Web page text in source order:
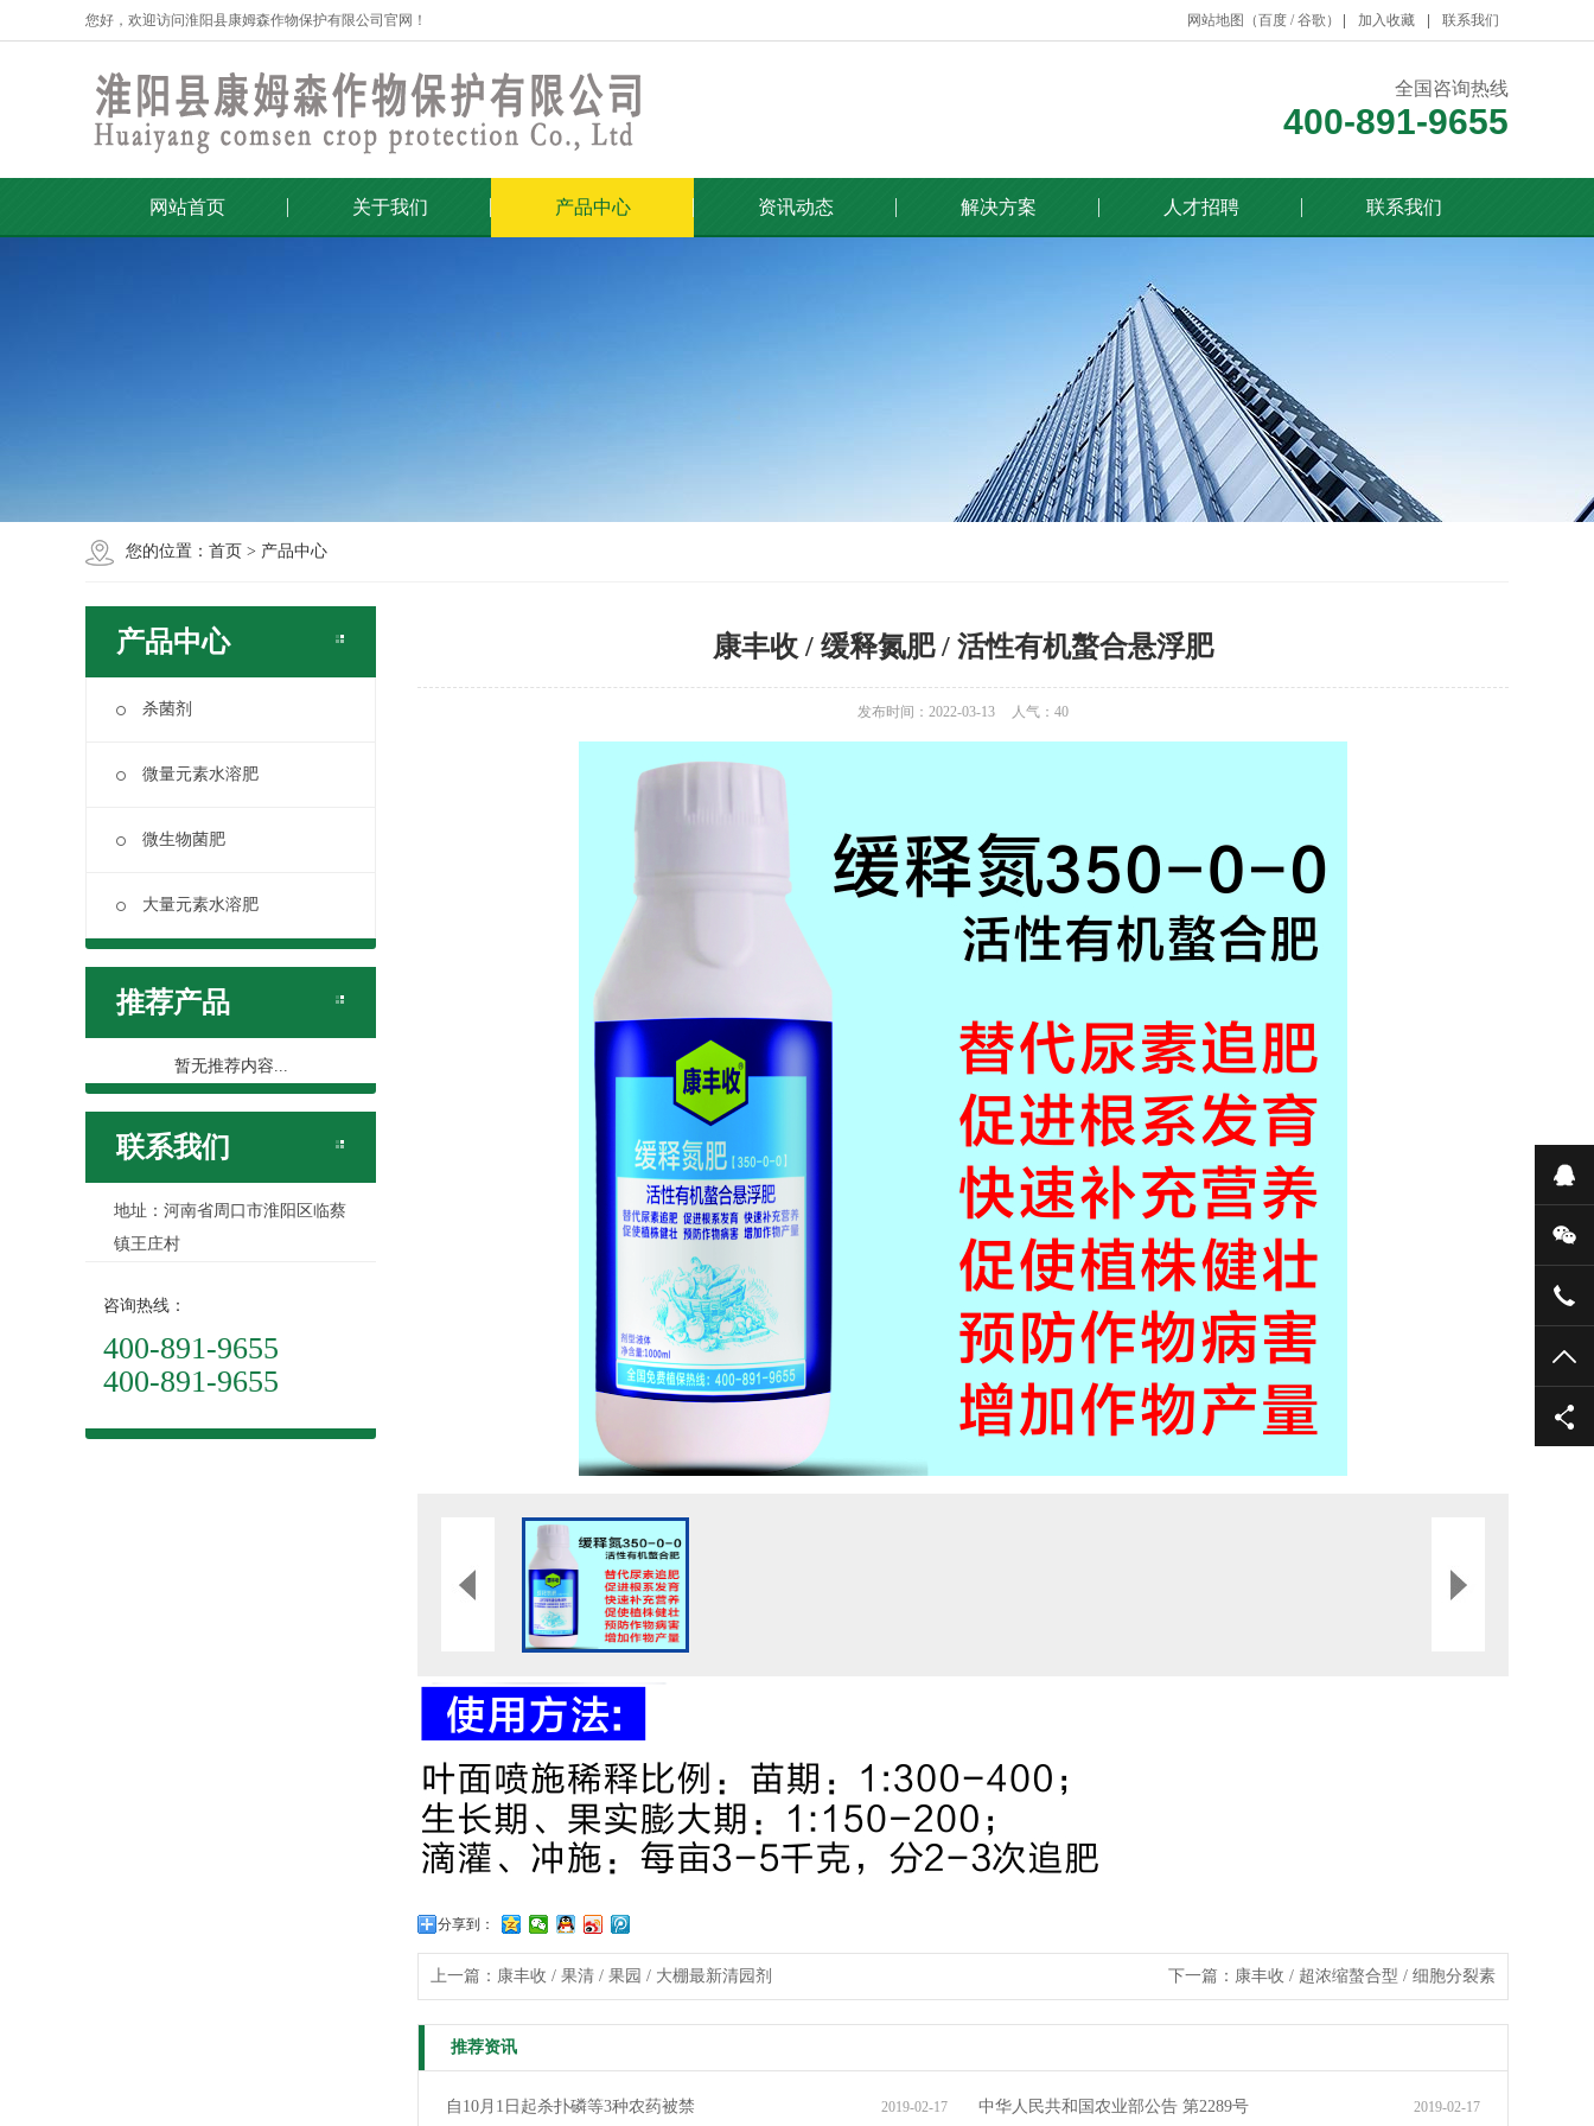
网站地图（百度 /谷歌 ） 加入收藏 联系我们
您好，欢迎访问淮阳县康姆森作物保护有限公司官网！
全国咨询热线
400-891-9655
网站首页 关于我们 产品中心 资讯动态 解决方案 人才招聘 联系我们
您的位置： 首页 > 产品中心
产品中心
杀菌剂
微量元素水溶肥
微生物菌肥
大量元素水溶肥
推荐产品
暂无推荐内容...
联系我们
地址：河南省周口市淮阳区临蔡
镇王庄村
咨询热线：
400-891-9655
400-891-9655
康丰收 / 缓释氮肥 / 活性有机螯合悬浮肥
发布时间：2022-03-13 人气： 40
分享到：
上一篇： 康丰收 / 果清 / 果园 / 大棚最新清园剂 下一篇： 康丰收 / 超浓缩螯合型 / 细胞分裂素
推荐资讯
2019-02-17
自10月1日起杀扑磷等3种农药被禁 2019-02-17
中华人民共和国农业部公告 第2289号
在
微